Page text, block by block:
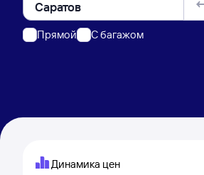
Прямой C багажом
Динамика цен